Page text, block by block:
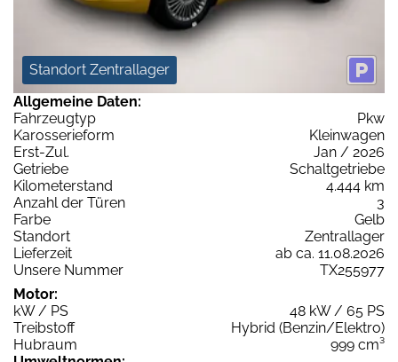
Standort Zentrallager
Allgemeine Daten:
Fahrzeugtyp
Pkw
Karosserieform
Kleinwagen
Erst-Zul.
Jan / 2026
Getriebe
Schaltgetriebe
Kilometerstand
4.444 km
Anzahl der Türen
3
Farbe
Gelb
Standort
Zentrallager
Lieferzeit
ab ca. 11.08.2026
Unsere Nummer
TX255977
Motor:
kW / PS
48 kW / 65 PS
Treibstoff
Hybrid (Benzin/Elektro)
Hubraum
999 cm³